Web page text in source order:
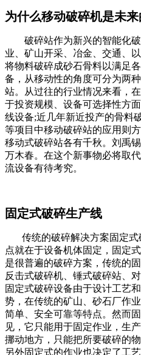
为什么移动破碎机是未
破碎站作为新兴的智能化破
业、矿山开采、冶金、交通、
将物料破碎成砂石骨料以满足
备，从移动性的角度可分为两
站。从过往的行业情况来看，
于投资规模、设备可选择性方
线设备;近几年新近投产的骨料
等项目中移动破碎站的应用则
移动式破碎站各有千秋。刘禹
万木春。在这个新事物必将取
流设备有待考究。
固定式破碎生产线
传统的破碎解决方案固定式
点就在于设备机体固定，固定
是很普遍的破碎方案，传统的
反击式破碎机、锤式破碎站、
固定式破碎设备由于设计工艺
势，在传统的矿山、砂石厂作
简单、安全可靠等特点。然而
见，它只能用于固定作业，生
挪动地方，只能把所要破碎的
另外固定式的作业也决定了工